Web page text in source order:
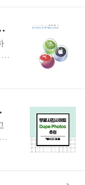
만 원 증정 이벤트
추천>